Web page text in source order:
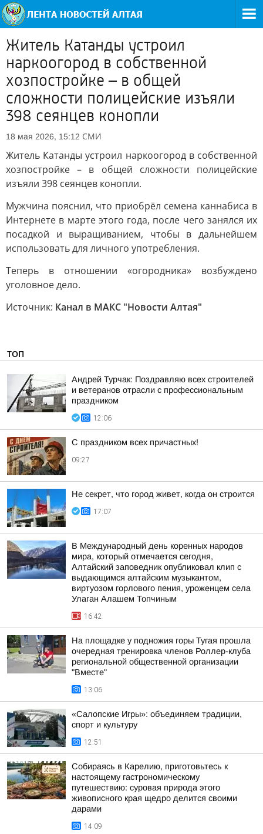
Житель Катанды устроил
наркоогород в собственной
хозпостройке – в общей
сложности полицейские изъяли
398 сеянцев конопли
18 мая 2026, 15:12 СМИ
Житель Катанды устроил наркоогород в собственной
хозпостройке – в общей сложности полицейские
изъяли 398 сеянцев конопли.
Мужчина пояснил, что приобрёл семена каннабиса в
Интернете в марте этого года, после чего занялся их
посадкой и выращиванием, чтобы в дальнейшем
использовать для личного употребления.
Теперь в отношении «огородника» возбуждено
уголовное дело.
Источник: Канал в МАКС "Новости Алтая"
ТОП
Андрей Турчак: Поздравляю всех строителей
и ветеранов отрасли с профессиональным
праздником
12:06
С праздником всех причастных!
09:27
Не секрет, что город живет, когда он строится
17:07
В Международный день коренных народов
мира, который отмечается сегодня,
Алтайский заповедник опубликовал клип с
выдающимся алтайским музыкантом,
виртуозом горлового пения, уроженцем села
Улаган Алашем Топчиным
16:42
На площадке у подножия горы Тугая прошла
очередная тренировка членов Роллер-клуба
региональной общественной организации
"Вместе"
13:06
«Салопские Игры»: объединяем традиции,
спорт и культуру
12:51
Собираясь в Карелию, приготовьтесь к
настоящему гастрономическому
путешествию: суровая природа этого
живописного края щедро делится своими
дарами
14:09